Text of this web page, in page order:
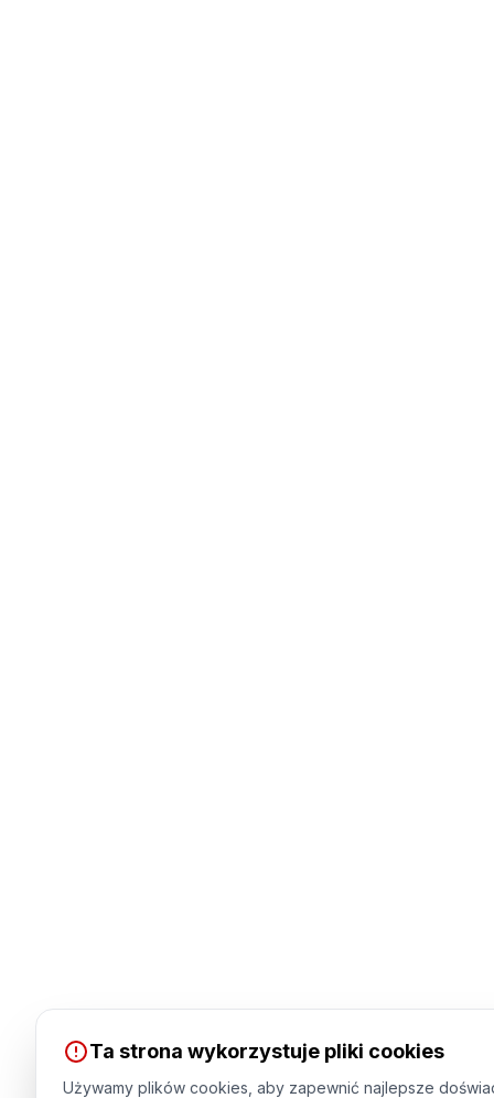
Ta strona wykorzystuje pliki cookies
Używamy plików cookies, aby zapewnić najlepsze